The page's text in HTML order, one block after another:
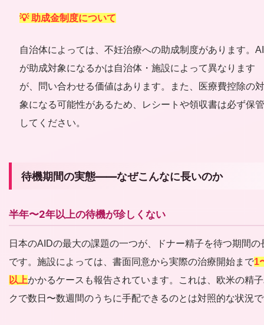
💡 助成金制度について
自治体によっては、不妊治療への助成制度があります。
が助成対象になるかは自治体・施設によって異なります
が、問い合わせる価値はあります。また、医療費控除の対
象になる可能性があるため、レシートや領収書は必ず保管
してください。
待機期間の実態——なぜこんなに長いのか
半年〜2年以上の待機が珍しくない
日本のAIDの最大の課題の一つが、ドナー精子を待つ期間の
です。施設によっては、書面同意から実際の治療開始まで1
以上かかるケースも報告されています。これは、欧米の精
クで数日〜数週間のうちに手配できるのとは対照的な状況